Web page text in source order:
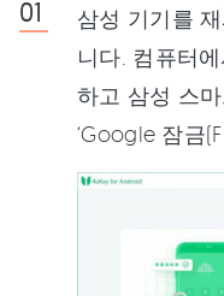
삼성 기기를
니다. 컴퓨터
하고 삼성 스
‘Google 잠금